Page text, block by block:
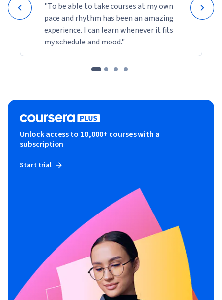
"To be able to take courses at my own
pace and rhythm has been an amazing
experience. I can learn whenever it fits
my schedule and mood."
Unlock access to 10,000+ courses with a
subscription
Start trial